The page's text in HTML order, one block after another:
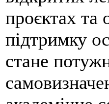
проєктах та
підтримку
стане